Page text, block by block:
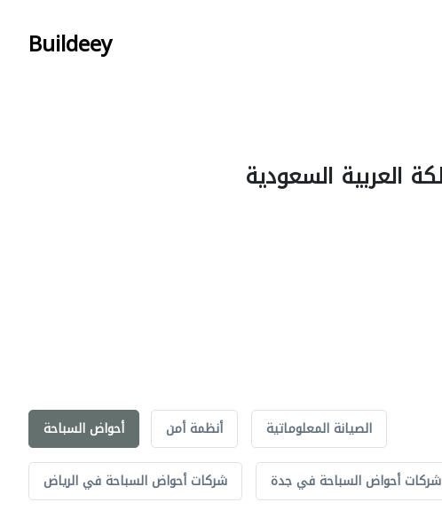
Buildeey
أحواض السباحة أنظمة أمن الصيانة المعلوماتية
شركات أحواض السباحة في الرياض شركات أحواض السباحة في جدة